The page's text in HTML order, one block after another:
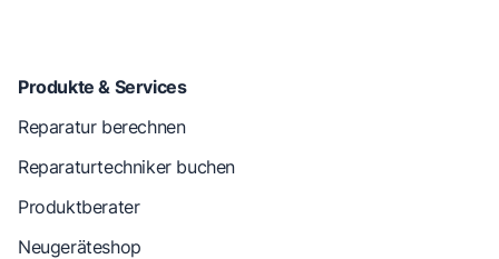
Produkte & Services
Reparatur berechnen
Reparaturtechniker buchen
Produktberater
Neugeräteshop